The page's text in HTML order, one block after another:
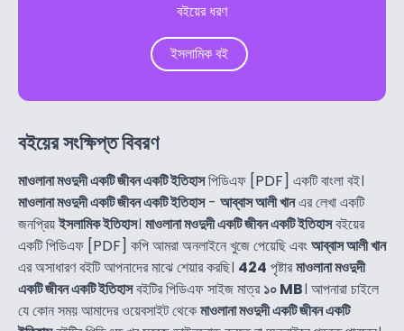
বইয়ের ধরণ
ইসলামিক বই
বইয়ের সংক্ষিপ্ত বিবরণ
মাওলানা মওদুদী একটি জীবন একটি ইতিহাসপিডিএফ [PDF] একটি বাংলা বই।
মাওলানা মওদুদী একটি জীবন একটি ইতিহাস- আব্বাস আলী খানএর লেখা একটি
জনপ্রিয়ইসলামিক ইতিহাস। মাওলানা মওদুদী একটি জীবন একটি ইতিহাসবইয়ের
একটি পিডিএফ [PDF] কপি আমরা অনলাইনে খুজে পেয়েছি এবংআব্বাস আলী খান
এর অসাধারণ বইটি আপনাদের মাঝে শেয়ার করছি। 424 পৃষ্টারমাওলানা মওদুদী
একটি জীবন একটি ইতিহাসবইটির পিডিএফ সাইজ মাত্র১০ MB। আপনারা চাইলে
যে কোন সময় আমাদের ওয়েবসাইট থেকেমাওলানা মওদুদী একটি জীবন একটি